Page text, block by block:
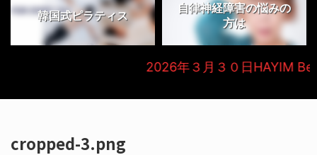
韓国式ピラティス
自律神経障害の悩みの
方は
2026年３月３０日HAYIM
cropped-3.png